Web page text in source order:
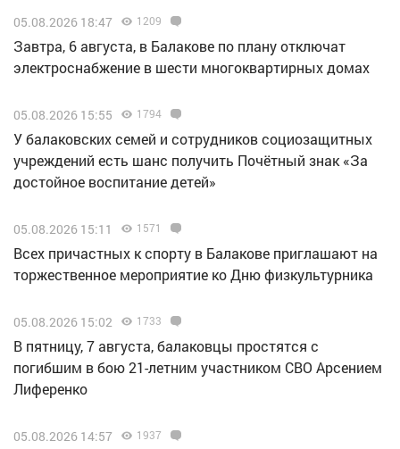
05.08.2026 18:47 1209
Завтра, 6 августа, в Балакове по плану отключат
электроснабжение в шести многоквартирных домах
05.08.2026 15:55 1794
У балаковских семей и сотрудников социозащитных
учреждений есть шанс получить Почётный знак «За
достойное воспитание детей»
05.08.2026 15:11 1571
Всех причастных к спорту в Балакове приглашают на
торжественное мероприятие ко Дню физкультурника
05.08.2026 15:02 1733
В пятницу, 7 августа, балаковцы простятся с
погибшим в бою 21-летним участником СВО Арсением
Лиференко
05.08.2026 14:57 1937